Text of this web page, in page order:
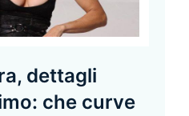
dettagli
che curve